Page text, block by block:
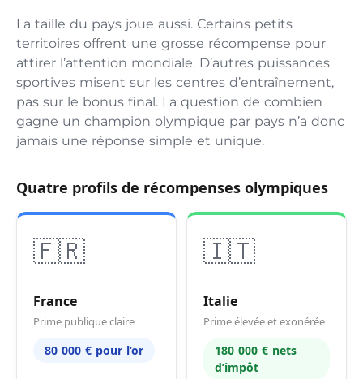
La taille du pays joue aussi. Certains petits
territoires offrent une grosse récompense pour
attirer l’attention mondiale. D’autres puissances
sportives misent sur les centres d’entraînement,
pas sur le bonus final. La question de combien
gagne un champion olympique par pays n’a donc
jamais une réponse simple et unique.
Quatre profils de récompenses olympiques
🇫🇷
France
Prime publique claire
80 000 € pour l’or
🇮🇹
Italie
Prime élevée et exonérée
180 000 € nets
d’impôt